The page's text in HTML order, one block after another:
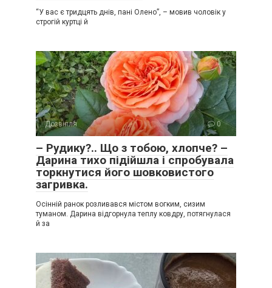
“У вас є тридцять днів, пані Олено”, – мовив чоловік у
строгій куртці й
Дозвілля 0
– Рудику?.. Що з тобою, хлопче? –
Дарина тихо підійшла і спробувала
торкнутися його шовковистого
загривка.
Осінній ранок розливався містом вогким, сизим
туманом. Дарина відгорнула теплу ковдру, потягнулася
й за